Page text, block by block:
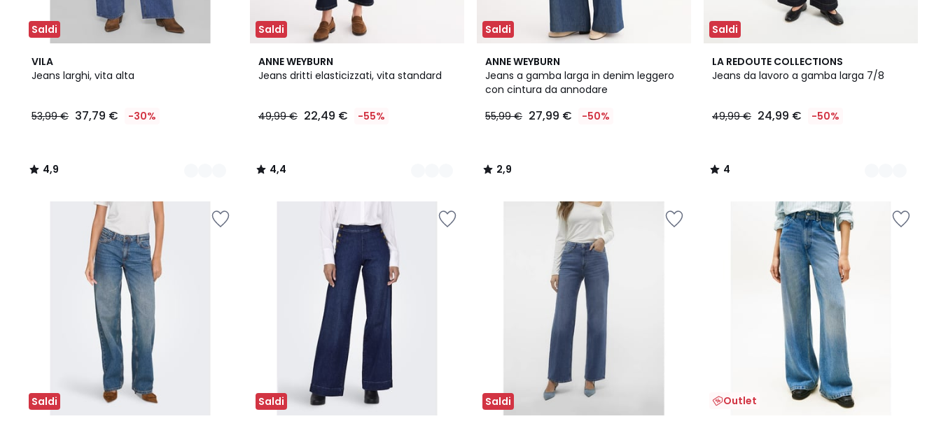
Saldi
VILA
Jeans larghi, vita alta
53,99 € 37,79 € -30%
4,9
/ 5
2
Colori
4,9
/
Saldi
ANNE WEYBURN
Jeans dritti elasticizzati, vita standard
49,99 € 22,49 € -55%
4,4
/ 5
2
Colori
4,4
/
Saldi
ANNE WEYBURN
Jeans a gamba larga in denim leggero
con cintura da annodare
55,99 € 27,99 € -50%
2,9
/ 5
2,9
/
Saldi
LA REDOUTE COLLECTIONS
Jeans da lavoro a gamba larga 7/8
49,99 € 24,99 € -50%
4
/
2
Colori
4
/
Saldi Saldi Saldi Outlet